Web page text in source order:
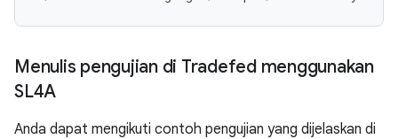
Menulis pengujian di Tradefed menggunakan
SL4A
Anda dapat mengikuti contoh pengujian yang dijelaskan di